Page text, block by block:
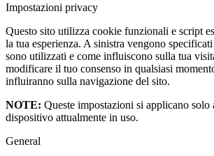
Impostazioni privacy
Questo sito utilizza cookie funzionali e script
la tua esperienza. A sinistra vengono
sono utilizzati e come influiscono sulla tua
modificare il tuo consenso in qualsiasi
influiranno sulla navigazione del sito.
NOTE: Queste impostazioni si applicano solo
dispositivo attualmente in uso.
General